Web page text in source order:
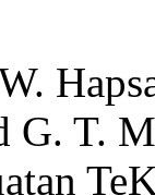
G. T.